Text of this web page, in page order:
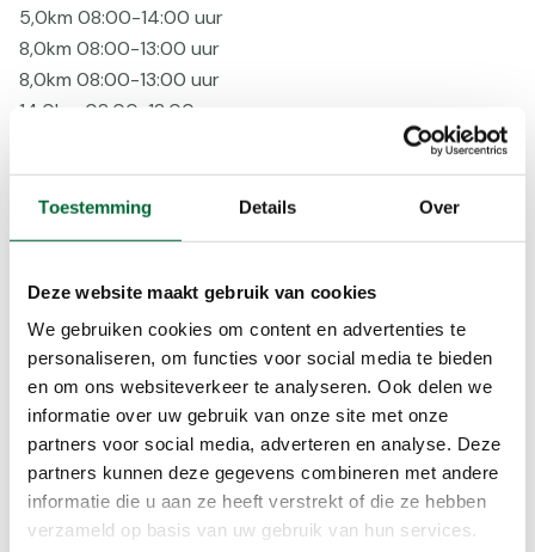
Toestemming Details Over
Deze website maakt gebruik van cookies
We gebruiken cookies om content en advertenties te
personaliseren, om functies voor social media te bieden
en om ons websiteverkeer te analyseren. Ook delen we
informatie over uw gebruik van onze site met onze
partners voor social media, adverteren en analyse. Deze
partners kunnen deze gegevens combineren met andere
informatie die u aan ze heeft verstrekt of die ze hebben
verzameld op basis van uw gebruik van hun services.
5,0km 08:00-14:00 uur
8,0km 08:00-13:00 uur
8,0km 08:00-13:00 uur
14,0km 08:00-12:00 uur
17,0km 08:00-12:00 uur
17,0km 08:00-12:00 uur
21,0km 08:00-11:00 uur
Voorzieningen
Bepijld
EHBO
Honden, mits aangelijnd
Korting
Onverhard
Routebeschr
Rust